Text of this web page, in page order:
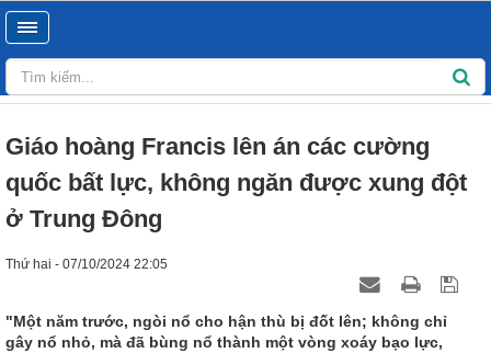
Giáo hoàng Francis lên án các cường
quốc bất lực, không ngăn được xung đột
ở Trung Đông
Thứ hai - 07/10/2024 22:05
"Một năm trước, ngòi nổ cho hận thù bị đốt lên; không chỉ
gây nổ nhỏ, mà đã bùng nổ thành một vòng xoáy bạo lực,